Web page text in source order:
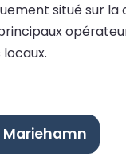
situé sur
Mariehamn